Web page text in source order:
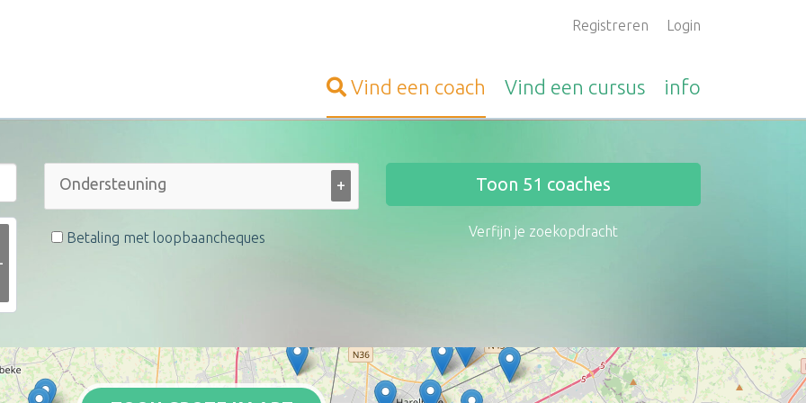
Registreren Login
Vind een coach Vind een cursus info
+
Betaling met loopbaancheques
Toon 51 coaches
Verfijn je zoekopdracht